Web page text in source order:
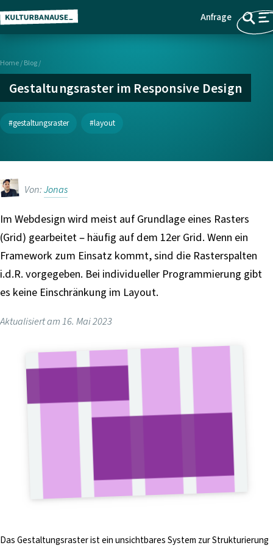
Z
u
H
u
n
h
a
t
s
p
r
n
e
Menü
Anfrage
Home/Blog /
Gestaltungsraster im Responsive Design
gestaltungsraster layout
Von:Jonas
Im Webdesign wird meist auf Grundlage eines Rasters
(Grid) gearbeitet – häufig auf dem 12er Grid. Wenn ein
Framework zum Einsatz kommt, sind die Rasterspalten
i.d.R. vorgegeben. Bei individueller Programmierung gibt
es keine Einschränkung im Layout.
Aktualisiert am16. Mai 2023
Das Gestaltungsraster ist ein unsichtbares System zur Strukturierung